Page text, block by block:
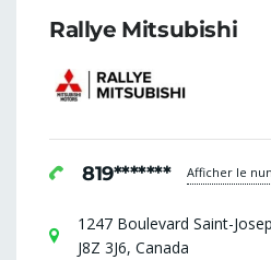
Rallye Mitsubishi
819******* Afficher le
1247 Boulevard Saint-
J8Z 3J6, Canada